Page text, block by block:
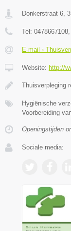
Donkerstraat 6,
Tel: 0478667108
E-mail ›
Website: http://
Thuisverpleging
Hygiënische
Voorbereiding
Openingstijden
Sociale media: